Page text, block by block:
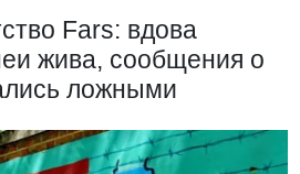
Fars: вдова
жива, сообщения о
ложными